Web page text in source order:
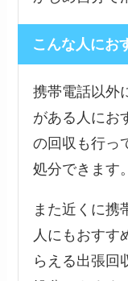
こんな人にお
携帯電話以外
がある人にお
の回収も行っ
処分できます。
また近くに携
人にもおすす
らえる出張回